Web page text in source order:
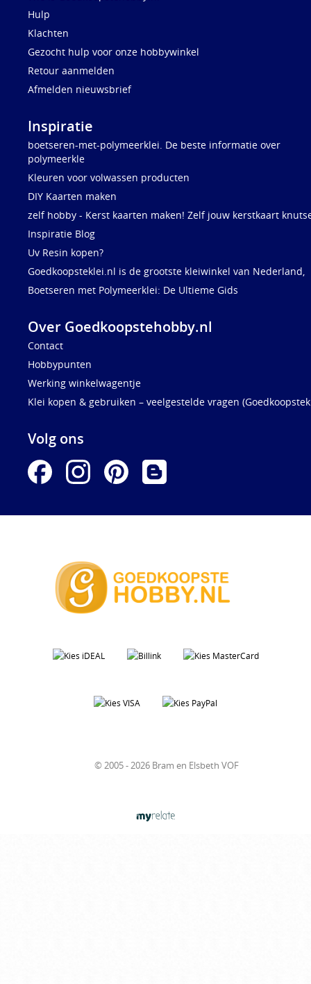
Hulp
Klachten
Gezocht hulp voor onze hobbywinkel
Retour aanmelden
Afmelden nieuwsbrief
Inspiratie
boetseren-met-polymeerklei. De beste informatie over
polymeerkle
Kleuren voor volwassen producten
DIY Kaarten maken
zelf hobby - Kerst kaarten maken! Zelf jouw kerstkaart
Inspiratie Blog
Uv Resin kopen?
Goedkoopsteklei.nl is de grootste kleiwinkel van Nederland,
Boetseren met Polymeerklei: De Ultieme Gids
Over Goedkoopstehobby.nl
Contact
Hobbypunten
Werking winkelwagentje
Klei kopen & gebruiken – veelgestelde vragen
Volg ons
© 2005 - 2026 Bram en Elsbeth VOF